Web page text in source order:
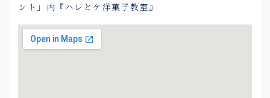
ント」内『ハレとケ洋菓子教室』